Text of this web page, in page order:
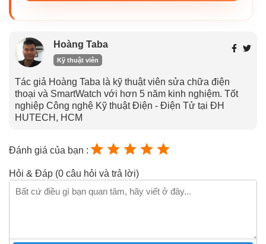
Hoàng Taba
Kỹ thuật viên
Tác giả Hoàng Taba là kỹ thuật viên sửa chữa điện
thoại và SmartWatch với hơn 5 năm kinh nghiệm. Tốt
nghiệp Công nghệ Kỹ thuật Điện - Điện Tử tại ĐH
HUTECH, HCM
Đánh giá của bạn :
Hỏi & Đáp (0 câu hỏi và trả lời)